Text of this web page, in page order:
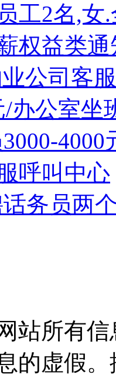
工2名,女
权益类
公司客服
/办公室坐
呼叫中心
务员两
站所有
的虚假